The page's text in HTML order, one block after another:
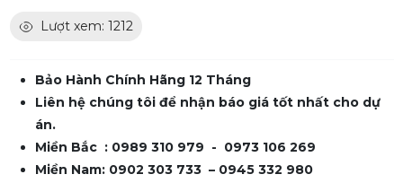
Lượt xem: 1212
Bảo Hành Chính Hãng 12 Tháng
Liên hệ chúng tôi để nhận báo giá tốt nhất cho dự
án.
Miền Bắc : 0989 310 979 - 0973 106 269
Miền Nam: 0902 303 733 – 0945 332 980